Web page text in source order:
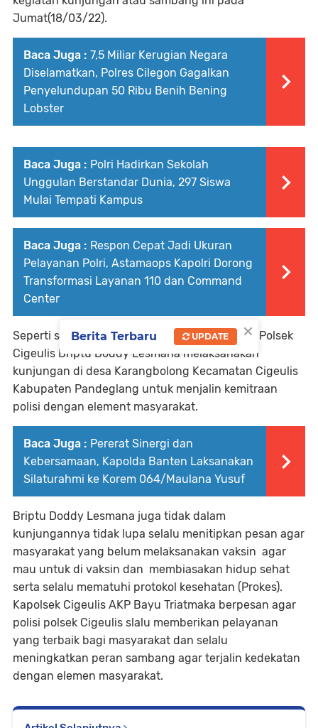
Jumat(18/03/22).
Baca Juga : 7,5 Miliar Kerugian Negara
Diselamatkan, Polres Cilegon Gagalkan
Penyelundupan 50 Ribu Benih Bening
Lobster
Baca Juga : Polri Hadirkan Sekolah
Unggulan Berstandar Dunia, 297 Siswa
Mulai Tempati Kampus
Baca Juga : Respon Cepat Jadi Ukuran
Pelayanan Polri, Astamaops Kapolri Dorong
Transformasi Layanan 110 dan Command
Center
Seperti salah satu personel bhabibkamtibmas Polsek
Cigeulis Briptu Doddy Lesmana melaksanakan
kunjungan di desa Karangbolong Kecamatan Cigeulis
Kabupaten Pandeglang untuk menjalin kemitraan
polisi dengan element masyarakat.
Baca Juga : Pererat Sinergi dan
Kebersamaan, Kapolda Banten Laksanakan
Silaturahmi ke Korem 064/Maulana Yusuf
Briptu Doddy Lesmana juga tidak dalam
kunjungannya tidak lupa selalu menitipkan pesan agar
masyarakat yang belum melaksanakan vaksin agar
mau untuk di vaksin dan membiasakan hidup sehat
serta selalu mematuhi protokol kesehatan (Prokes).
Kapolsek Cigeulis AKP Bayu Triatmaka berpesan agar
polisi polsek Cigeulis slalu memberikan pelayanan
yang terbaik bagi masyarakat dan selalu
meningkatkan peran sambang agar terjalin kedekatan
dengan elemen masyarakat.
×
Berita Terbaru UPDATE